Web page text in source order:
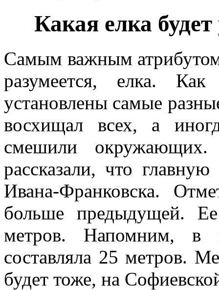
Какая елка
Самым важным
разумеется, елка.
установлены самые
восхищал всех, а
смешили
рассказали, что
Ивана-Франковска.
больше предыдущей.
метров. Напомним, в
составляла 25 метров.
будет тоже, на